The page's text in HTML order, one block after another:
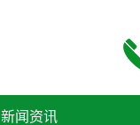
新闻资讯